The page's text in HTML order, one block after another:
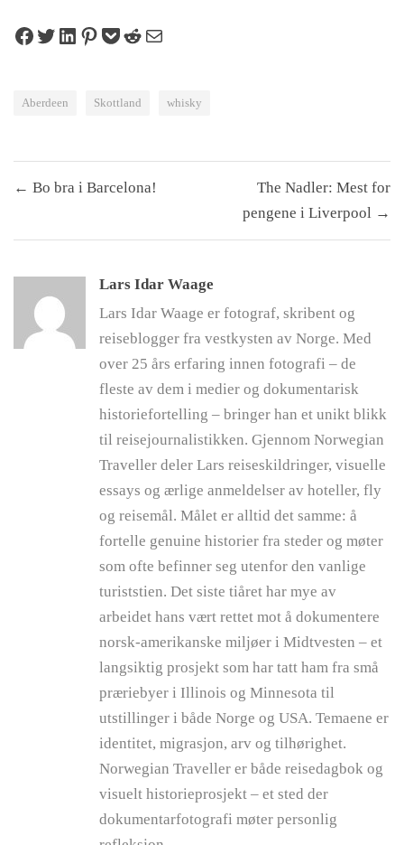
Share on Facebook
Tweet on Twitter
Share on LinkedIn
Pin on Pinterest
Save to pocket
Share on Reddit
Share via Email
Aberdeen Skottland whisky
Innleggsnavigasjon
← Bo bra i Barcelona!
The Nadler: Mest for
pengene i Liverpool →
Lars Idar Waage
Lars Idar Waage er fotograf, skribent og
reiseblogger fra vestkysten av Norge. Med
over 25 års erfaring innen fotografi – de
fleste av dem i medier og dokumentarisk
historiefortelling – bringer han et unikt blikk
til reisejournalistikken. Gjennom Norwegian
Traveller deler Lars reiseskildringer, visuelle
essays og ærlige anmeldelser av hoteller, fly
og reisemål. Målet er alltid det samme: å
fortelle genuine historier fra steder og møter
som ofte befinner seg utenfor den vanlige
turiststien. Det siste tiåret har mye av
arbeidet hans vært rettet mot å dokumentere
norsk-amerikanske miljøer i Midtvesten – et
langsiktig prosjekt som har tatt ham fra små
præriebyer i Illinois og Minnesota til
utstillinger i både Norge og USA. Temaene er
identitet, migrasjon, arv og tilhørighet.
Norwegian Traveller er både reisedagbok og
visuelt historieprosjekt – et sted der
dokumentarfotografi møter personlig